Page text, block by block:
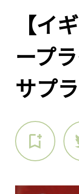
【イ
ープ
サプ